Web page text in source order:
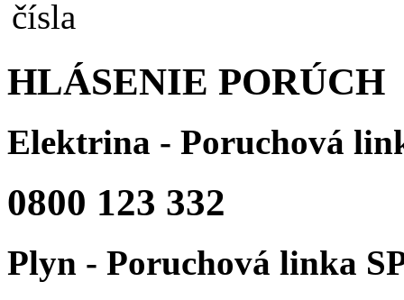
HLÁSENIE PORÚCH
Elektrina - Poruchová
0800 123 332
Plyn - Poruchová linka